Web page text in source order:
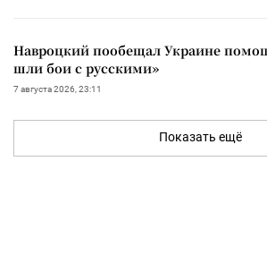
Навроцкий пообещал Украине
шли бои с русскими»
7 августа 2026, 23:11
Показать ещё